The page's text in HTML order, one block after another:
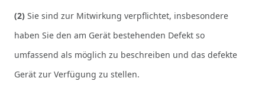
(2) Sie sind zur Mitwirkung verpflichtet, insbesondere
haben Sie den am Gerät bestehenden Defekt so
umfassend als möglich zu beschreiben und das defekte
Gerät zur Verfügung zu stellen.